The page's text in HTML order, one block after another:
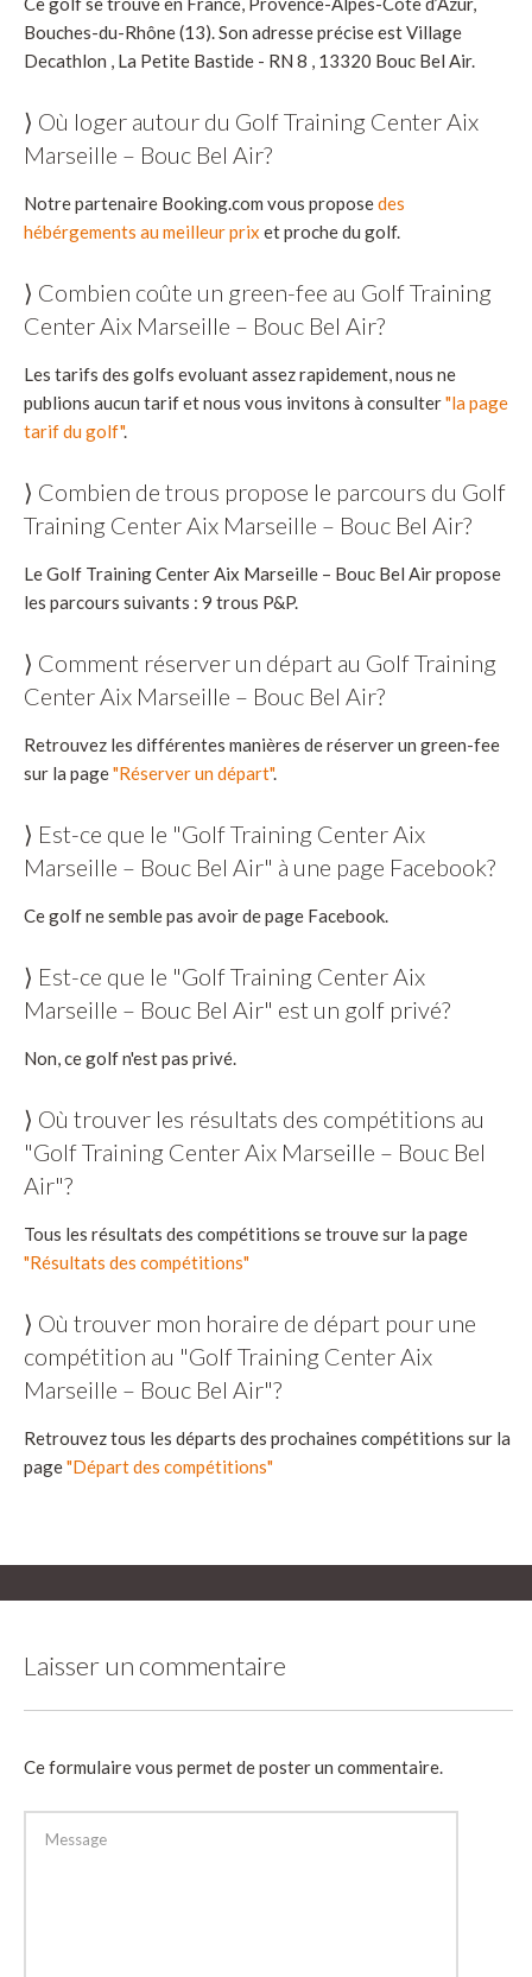
Bouches-du-Rhône (13). Son adresse précise est Village
Decathlon , La Petite Bastide - RN 8 , 13320 Bouc Bel Air.
⟩ Où loger autour du Golf Training Center Aix
Marseille – Bouc Bel Air?
Notre partenaire Booking.com vous proposedes
hébérgements au meilleur prix et proche du golf.
⟩ Combien coûte un green-fee au Golf Training
Center Aix Marseille – Bouc Bel Air?
Les tarifs des golfs evoluant assez rapidement, nous ne
publions aucun tarif et nous vous invitons à consulter"la page
tarif du golf".
⟩ Combien de trous propose le parcours du Golf
Training Center Aix Marseille – Bouc Bel Air?
Le Golf Training Center Aix Marseille – Bouc Bel Air propose
les parcours suivants : 9 trous P&P.
⟩ Comment réserver un départ au Golf Training
Center Aix Marseille – Bouc Bel Air?
Retrouvez les différentes manières de réserver un green-fee
sur la page"Réserver un départ".
⟩ Est-ce que le "Golf Training Center Aix
Marseille – Bouc Bel Air" à une page Facebook?
Ce golf ne semble pas avoir de page Facebook.
⟩ Est-ce que le "Golf Training Center Aix
Marseille – Bouc Bel Air" est un golf privé?
Non, ce golf n'est pas privé.
⟩ Où trouver les résultats des compétitions au
"Golf Training Center Aix Marseille – Bouc Bel
Air"?
Tous les résultats des compétitions se trouve sur la page
"Résultats des compétitions"
⟩ Où trouver mon horaire de départ pour une
compétition au "Golf Training Center Aix
Marseille – Bouc Bel Air"?
Retrouvez tous les départs des prochaines compétitions sur la
page"Départ des compétitions"
Laisser un commentaire
Ce formulaire vous permet de poster un commentaire.